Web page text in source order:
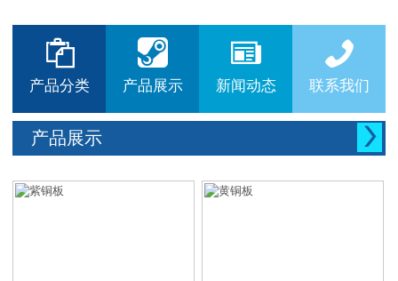



产品分类

产品展示

新闻动态

联系我们
产品展示 